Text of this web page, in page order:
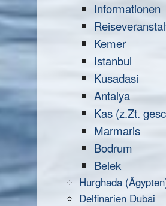
Informationen
Kemer
Istanbul
Kusadasi
Antalya
Kas (z.Zt.
Marmaris
Bodrum
Belek
Hurghada
Delfinarien Dubai